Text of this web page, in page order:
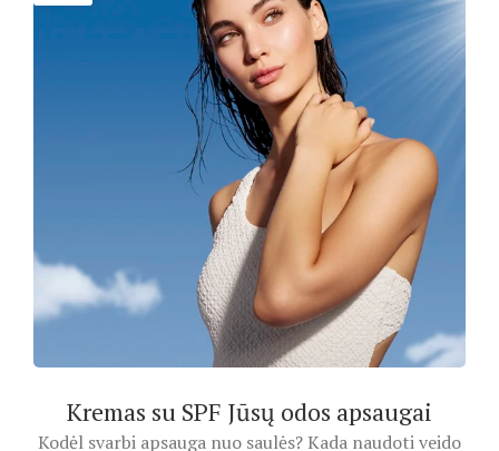
Kremas su SPF Jūsų odos apsaugai
Kodėl svarbi apsauga nuo saulės? Kada naudoti veido